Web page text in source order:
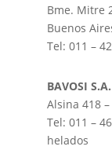
Bme. Mitre
Buenos
Tel: 011 –
BAVOSI
Alsina 418
Tel: 011 –
helados